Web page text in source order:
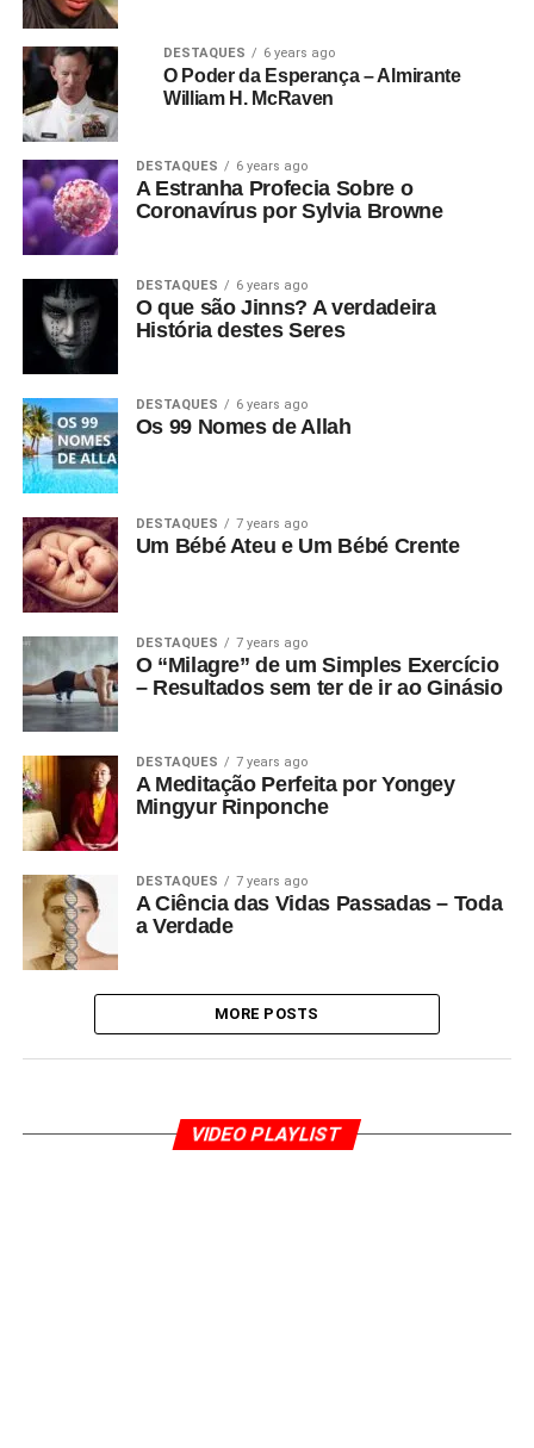
DESTAQUES 6 years ago
O Poder da Esperança – Almirante
William H. McRaven
DESTAQUES 6 years ago
A Estranha Profecia Sobre o
Coronavírus por Sylvia Browne
DESTAQUES 6 years ago
O que são Jinns? A verdadeira
História destes Seres
DESTAQUES 6 years ago
Os 99 Nomes de Allah
DESTAQUES 7 years ago
Um Bébé Ateu e Um Bébé Crente
DESTAQUES 7 years ago
O “Milagre” de um Simples Exercício
– Resultados sem ter de ir ao Ginásio
DESTAQUES 7 years ago
A Meditação Perfeita por Yongey
Mingyur Rinponche
DESTAQUES 7 years ago
A Ciência das Vidas Passadas – Toda
a Verdade
MORE POSTS
VIDEO PLAYLIST